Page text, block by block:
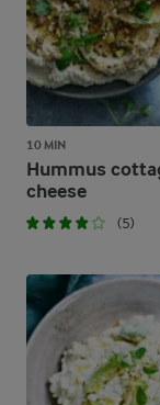
10 MIN
Hummus
cheese
(5)